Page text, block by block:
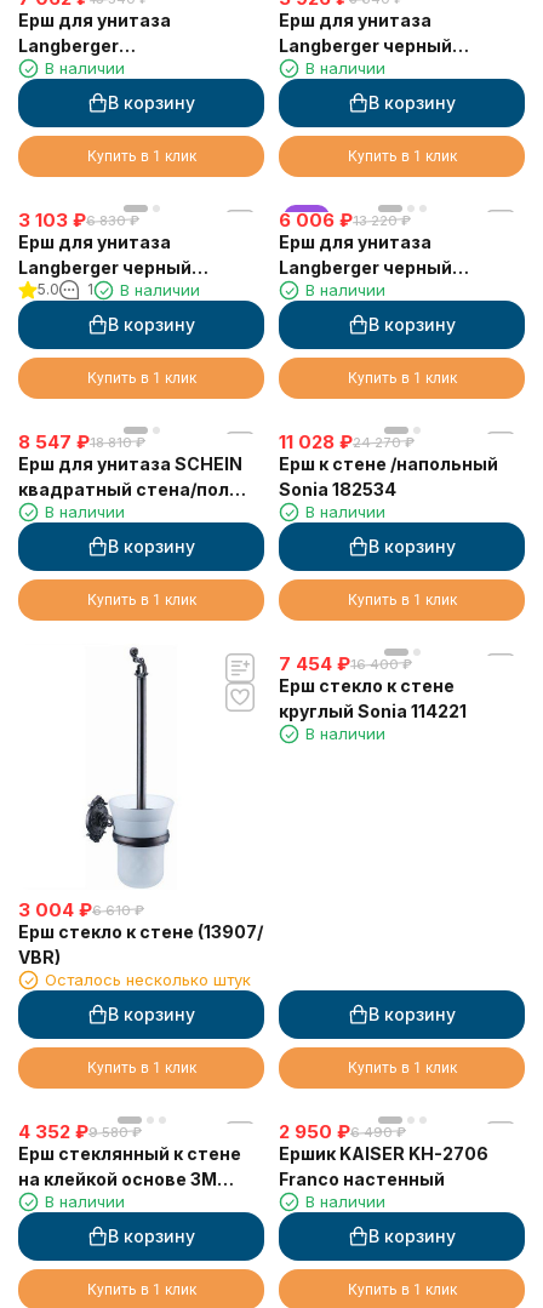
Ерш для унитаза
Langberger
хромированный
напольный, палка 56 см
23027A
В наличии
В корзину
Купить в 1 клик
Ерш для унитаза
Langberger черный
круглый (напольный/к
стене) 70871-BP
В наличии
В корзину
Купить в 1 клик
3 103 ₽6 830 ₽
Ерш для унитаза
Langberger черный
стеклянный к стене
квадратный 11325A-BP
5.0 1 В наличии
В корзину
Купить в 1 клик
хит
6 006 ₽13 220 ₽
Ерш для унитаза
Langberger черный
универсальный с
воронкой круглый 71171-BP
В наличии
В корзину
Купить в 1 клик
8 547 ₽18 810 ₽
Ерш для унитаза SCHEIN
квадратный стена/пол
хромированный (9364CH)
В наличии
В корзину
Купить в 1 клик
11 028 ₽24 270 ₽
Ерш к стене /напольный
Sonia 182534
В наличии
В корзину
Купить в 1 клик
3 004 ₽6 610 ₽
Ерш стекло к стене (13907/
VBR)
Осталось несколько штук
В корзину
Купить в 1 клик
7 454 ₽16 400 ₽
Ерш стекло к стене
круглый Sonia 114221
В наличии
В корзину
Купить в 1 клик
4 352 ₽9 580 ₽
Ерш стеклянный к стене
на клейкой основе 3М
LANGBERGER 30825A
В наличии
В корзину
Купить в 1 клик
2 950 ₽6 490 ₽
Ершик KAISER KH-2706
Franco настенный
В наличии
В корзину
Купить в 1 клик